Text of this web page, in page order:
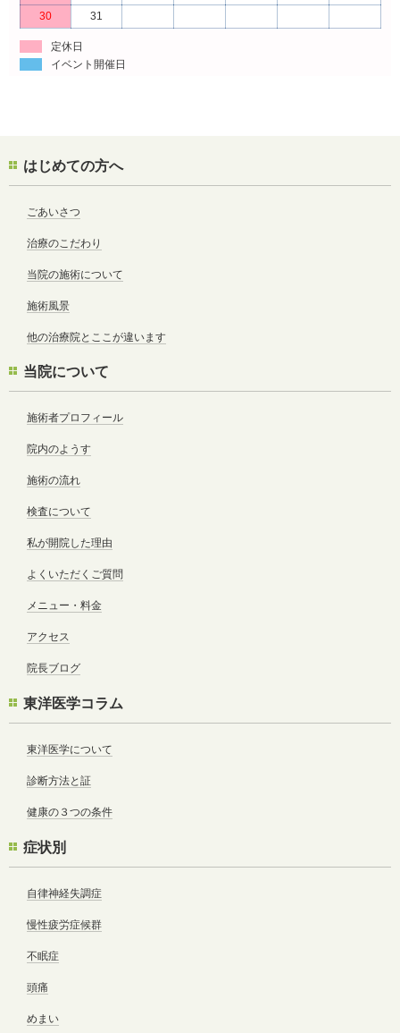
30
31
定休日
イベント開催日
はじめての方へ
ごあいさつ
治療のこだわり
当院の施術について
施術風景
他の治療院とここが違います
当院について
施術者プロフィール
院内のようす
施術の流れ
検査について
私が開院した理由
よくいただくご質問
メニュー・料金
アクセス
院長ブログ
東洋医学コラム
東洋医学について
診断方法と証
健康の３つの条件
症状別
自律神経失調症
慢性疲労症候群
不眠症
頭痛
めまい